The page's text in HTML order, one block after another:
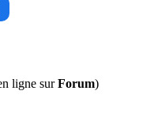
ligne surForum)